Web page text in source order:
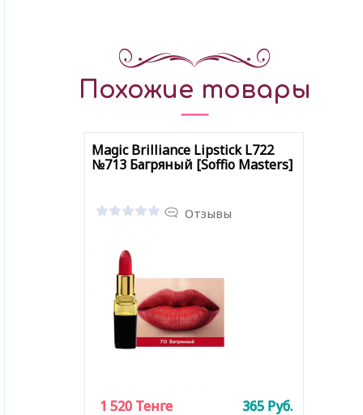
Похожие товары
Magic Brilliance Lipstick L722
№713 Багряный [Soffio Masters]
Отзывы
1 520 Тенге 365 Руб.
1 520 Тенге 365 Руб.